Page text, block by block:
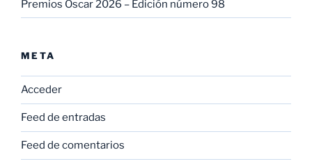
Premios Oscar 2026 – Edición número 98
META
Acceder
Feed de entradas
Feed de comentarios